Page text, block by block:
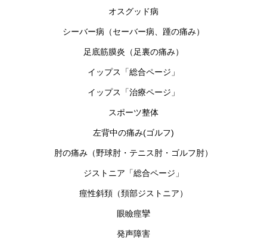
オスグッド病
シーバー病（セーバー病、踵の痛み）
足底筋膜炎（足裏の痛み）
イップス「総合ページ」
イップス「治療ページ」
スポーツ整体
左背中の痛み(ゴルフ)
肘の痛み（野球肘・テニス肘・ゴルフ肘）
ジストニア「総合ページ」
痙性斜頚（頚部ジストニア）
眼瞼痙攣
発声障害